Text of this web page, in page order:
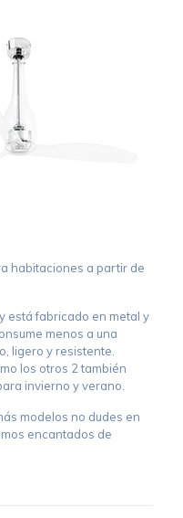
habitaciones a partir de
está fabricado en metal y
menos a una
ligero y resistente.
los otros 2 también
invierno y verano.
modelos no dudes en
encantados de